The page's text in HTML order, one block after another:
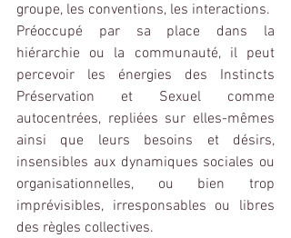
groupe, les conventions, les interactions.
Préoccupé par sa place dans la
hiérarchie ou la communauté, il peut
percevoir les énergies des Instincts
Préservation et Sexuel comme
autocentrées, repliées sur elles-mêmes
ainsi que leurs besoins et désirs,
insensibles aux dynamiques sociales ou
organisationnelles, ou bien trop
imprévisibles, irresponsables ou libres
des règles collectives.